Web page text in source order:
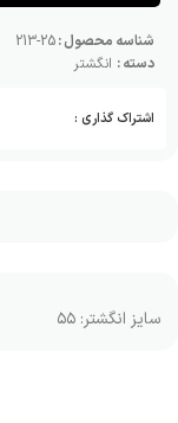
شناسه محصول :25-213
دسته : انگشتر
اشتراک گذاری :
سایز انگشتر: ۵۵